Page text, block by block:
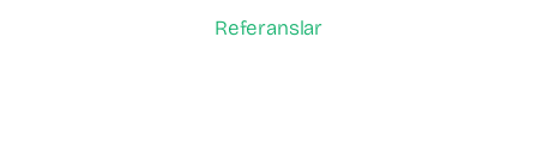
Referanslar